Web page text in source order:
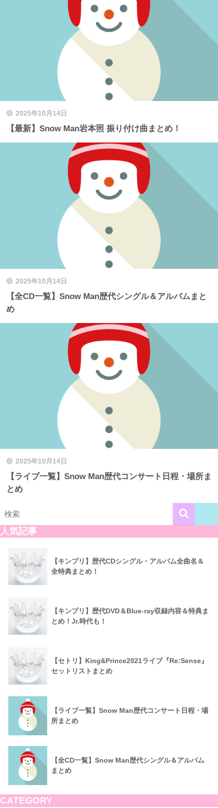
2025年10月14日
【最新】Snow Man岩本照 振り付け曲まとめ！
2025年10月14日
【全CD一覧】Snow Man歴代シングル＆アルバムまと
め
2025年10月14日
【ライブ一覧】Snow Man歴代コンサート日程・場所ま
とめ
人気記事
【キンプリ】歴代CDシングル・アルバム全曲名＆
全特典まとめ！
【キンプリ】歴代DVD＆Blue-ray収録内容＆特典ま
とめ！Jr.時代も！
【セトリ】King&Prince2021ライブ『Re:Sense』
セットリストまとめ
【ライブ一覧】Snow Man歴代コンサート日程・場
所まとめ
【全CD一覧】Snow Man歴代シングル＆アルバム
まとめ
CATEGORY